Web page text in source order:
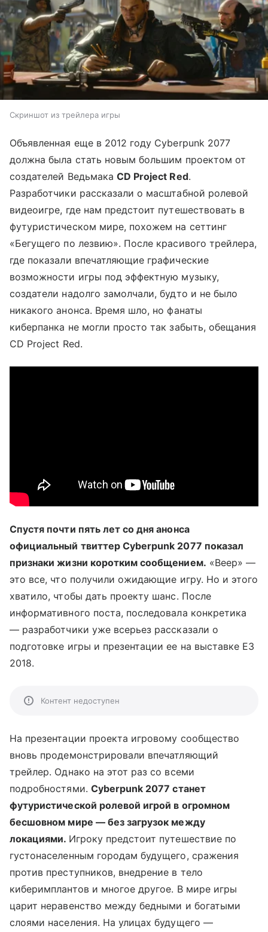
Скриншот из трейлера игры
Объявленная еще в 2012 году Cyberpunk 2077
должна была стать новым большим проектом от
создателей Ведьмака CD Project Red.
Разработчики рассказали о масштабной ролевой
видеоигре, где нам предстоит путешествовать в
футуристическом мире, похожем на сеттинг
«Бегущего по лезвию». После красивого трейлера,
где показали впечатляющие графические
возможности игры под эффектную музыку,
создатели надолго замолчали, будто и не было
никакого анонса. Время шло, но фанаты
киберпанка не могли просто так забыть, обещания
CD Project Red.
Спустя почти пять лет со дня анонса
официальный твиттер Cyberpunk 2077 показал
признаки жизни коротким сообщением. «Beep» —
это все, что получили ожидающие игру. Но и этого
хватило, чтобы дать проекту шанс. После
информативного поста, последовала конкретика
— разработчики уже всерьез рассказали о
подготовке игры и презентации ее на выставке E3
2018.
Контент недоступен
На презентации проекта игровому сообщество
вновь продемонстрировали впечатляющий
трейлер. Однако на этот раз со всеми
подробностями. Cyberpunk 2077 станет
футуристической ролевой игрой в огромном
бесшовном мире — без загрузок между
локациями. Игроку предстоит путешествие по
густонаселенным городам будущего, сражения
против преступников, внедрение в тело
киберимплантов и многое другое. В мире игры
царит неравенство между бедными и богатыми
слоями населения. На улицах будущего —